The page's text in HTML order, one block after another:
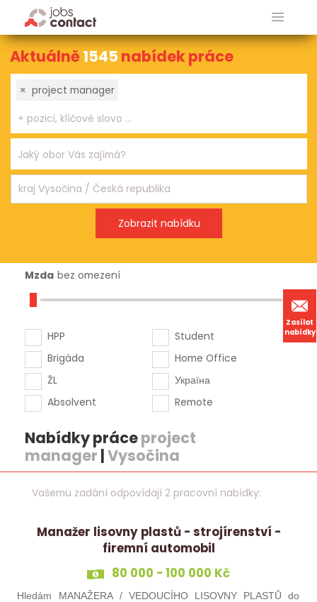
Zasílat
nabídky
Aktuálně1545 nabídek práce
× project manager
Mzda bez omezení
HPP
Brigáda
ŽL
Absolvent
Student
Home Office
Україна
Remote
Nabídky práceproject
manager |Vysočina
Vašemu zadání odpovídají 2 pracovní nabídky:
Manažer lisovny plastů - strojírenství -
firemní automobil
80 000 - 100 000 Kč
Hledám MANAŽERA / VEDOUCÍHO LISOVNY PLASTŮ do